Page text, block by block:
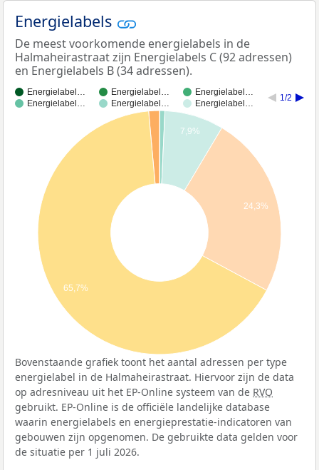
Energielabels
De meest voorkomende energielabels in de
Halmaheirastraat zijn Energielabels C (92 adressen)
en Energielabels B (34 adressen).
Energielabel… Energielabel…
Energielabel…
Energielabel…
Energielabel… Energielabel…
1/2
7,9%
24,3%
65,7%
Bovenstaande grafiek toont het aantal adressen per type
energielabel in de Halmaheirastraat. Hiervoor zijn de data
op adresniveau uit het EP-Online systeem van de RVO
gebruikt. EP-Online is de officiële landelijke database
waarin energielabels en energieprestatie-indicatoren van
gebouwen zijn opgenomen. De gebruikte data gelden voor
de situatie per 1 juli 2026.